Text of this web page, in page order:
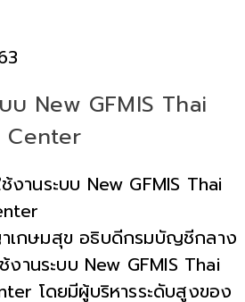
บบ New GFMIS Thai
Center
านระบบ New GFMIS Thai
กษมสุข อธิบดีกรมบัญชีกลาง
งานระบบ New GFMIS Thai
โดยมีผู้บริหารระดับสูงของ